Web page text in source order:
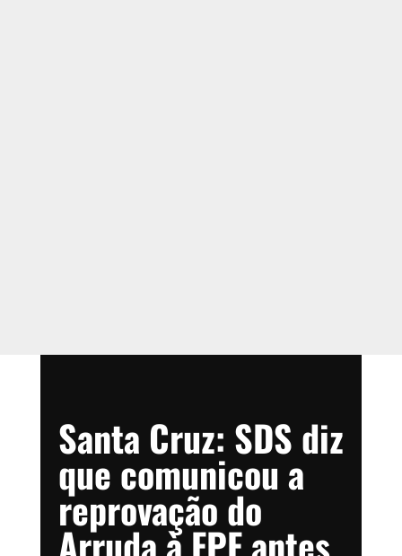
Santa Cruz: SDS diz
que comunicou a
reprovação do
Arruda à FPF antes